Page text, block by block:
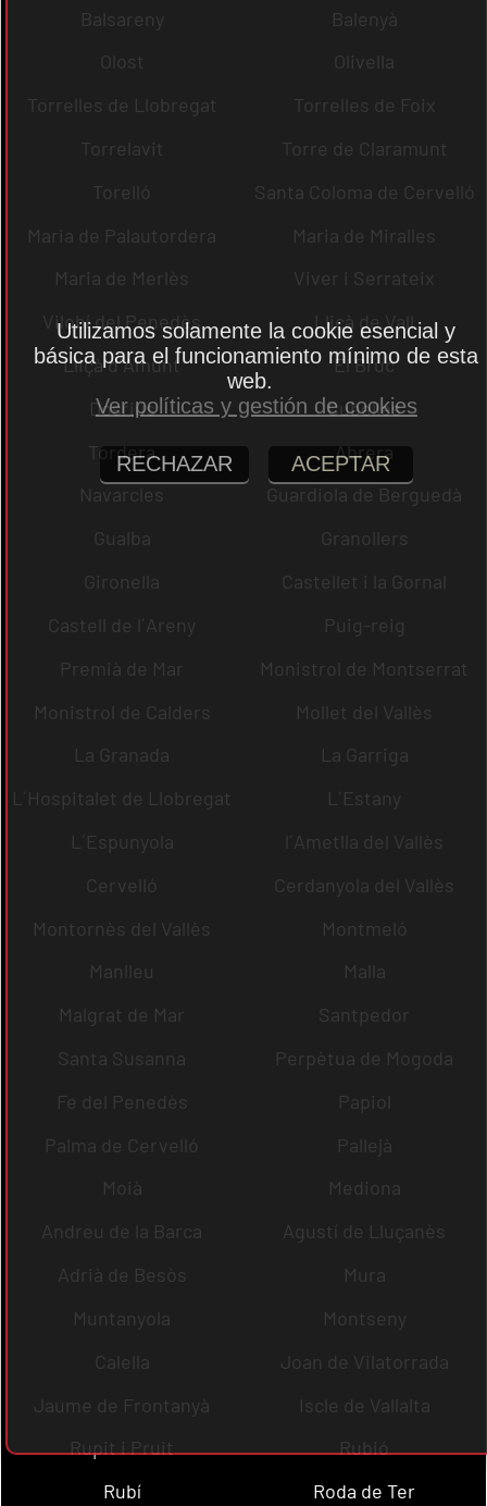
Balsareny
Balenyà
Olost
Olivella
Torrelles de Llobregat
Torrelles de Foix
Torrelavit
Torre de Claramunt
Torelló
Santa Coloma de Cervelló
Maria de Palautordera
Maria de Miralles
Maria de Merlès
Viver i Serrateix
Vilobí del Penedès
Lliçà de Vall
Lliçà d´Amunt
El Bruc
Dosrius
Cubelles
Tordera
Abrera
Navarcles
Guardiola de Berguedà
Gualba
Granollers
Gironella
Castellet i la Gornal
Castell de l´Areny
Puig-reig
Premià de Mar
Monistrol de Montserrat
Monistrol de Calders
Mollet del Vallès
La Granada
La Garriga
L´Hospitalet de Llobregat
L´Estany
L´Espunyola
l´Ametlla del Vallès
Cervelló
Cerdanyola del Vallès
Montornès del Vallès
Montmeló
Manlleu
Malla
Malgrat de Mar
Santpedor
Santa Susanna
Perpètua de Mogoda
Fe del Penedès
Papiol
Palma de Cervelló
Pallejà
Moià
Mediona
Andreu de la Barca
Agustí de Lluçanès
Adrià de Besòs
Mura
Muntanyola
Montseny
Calella
Joan de Vilatorrada
Jaume de Frontanyà
Iscle de Vallalta
Rupit i Pruit
Rubió
Rubí
Roda de Ter
Utilizamos solamente la cookie esencial y
básica para el funcionamiento mínimo de esta
web.
Ver políticas y gestión de cookies
RECHAZAR ACEPTAR